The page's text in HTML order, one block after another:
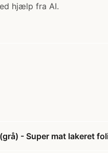
hjælp fra AI.
- Super mat lakeret